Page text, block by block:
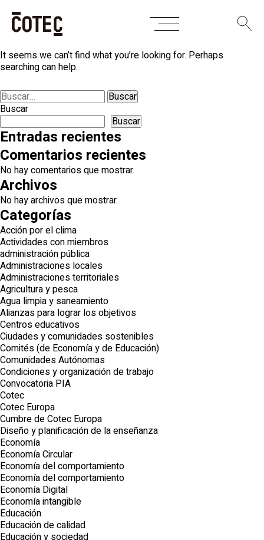
SkipNothing Found
It seems we can’t find what you’re looking for. Perhaps
searching can help.
Buscar:
Buscar
Buscar
Entradas recientes
Comentarios recientes
No hay comentarios que mostrar.
Archivos
No hay archivos que mostrar.
Categorías
Acción por el clima
Actividades con miembros
administración pública
Administraciones locales
Administraciones territoriales
Agricultura y pesca
Agua limpia y saneamiento
Alianzas para lograr los objetivos
Centros educativos
Ciudades y comunidades sostenibles
Comités (de Economía y de Educación)
Comunidades Autónomas
Condiciones y organización de trabajo
Convocatoria PIA
Cotec
Cotec Europa
Cumbre de Cotec Europa
Diseño y planificación de la enseñanza
Economía
Economía Circular
Economía del comportamiento
Economía del comportamiento
Economía Digital
Economía intangible
Educación
Educación de calidad
Educación y sociedad